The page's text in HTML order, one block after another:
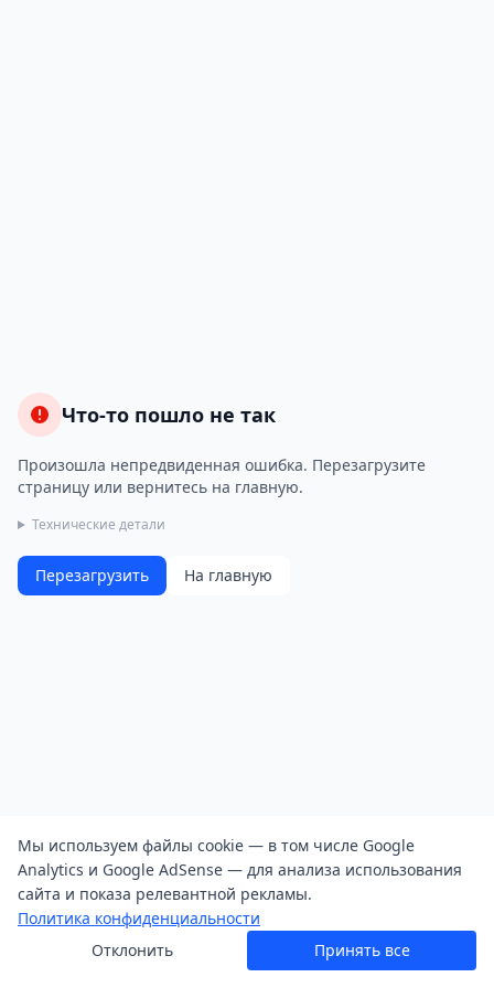
Что-то пошло не так
Произошла непредвиденная ошибка. Перезагрузите
страницу или вернитесь на главную.
Технические детали
Перезагрузить На главную
Мы используем файлы cookie — в том числе Google
Analytics и Google AdSense — для анализа использования
сайта и показа релевантной рекламы.
Политика конфиденциальности
Отклонить
Принять все